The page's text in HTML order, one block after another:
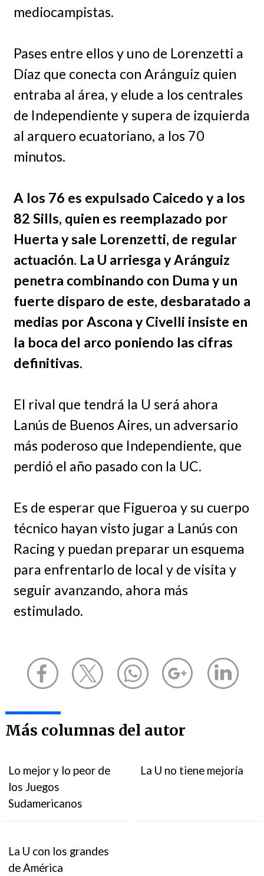
mediocampistas.
Pases entre ellos y uno de Lorenzetti a
Díaz que conecta con Aránguiz quien
entraba al área, y elude a los centrales
de Independiente y supera de izquierda
al arquero ecuatoriano, a los 70
minutos.
A los 76 es expulsado Caicedo y a los
82 Sills, quien es reemplazado por
Huerta y sale Lorenzetti, de regular
actuación. La U arriesga y Aránguiz
penetra combinando con Duma y un
fuerte disparo de este, desbaratado a
medias por Ascona y Civelli insiste en
la boca del arco poniendo las cifras
definitivas.
El rival que tendrá la U será ahora
Lanús de Buenos Aires, un adversario
más poderoso que Independiente, que
perdió el año pasado con la UC.
Es de esperar que Figueroa y su cuerpo
técnico hayan visto jugar a Lanús con
Racing y puedan preparar un esquema
para enfrentarlo de local y de visita y
seguir avanzando, ahora más
estimulado.
Más columnas del autor
Lo mejor y lo peor de
los Juegos
Sudamericanos
La U no tiene mejoría
La U con los grandes
de América